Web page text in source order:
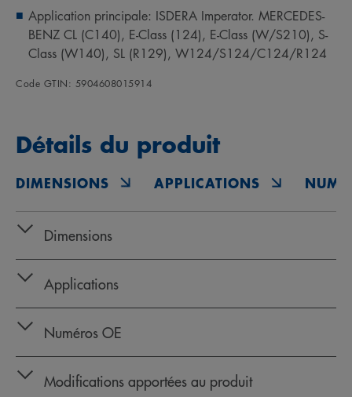
Application principale: ISDERA Imperator. MERCEDES-
BENZ CL (C140), E-Class (124), E-Class (W/S210), S-
Class (W140), SL (R129), W124/S124/C124/R124
Code GTIN: 5904608015914
Détails du produit
DIMENSIONS APPLICATIONS
Dimensions
Applications
Numéros OE
Modifications apportées au produit